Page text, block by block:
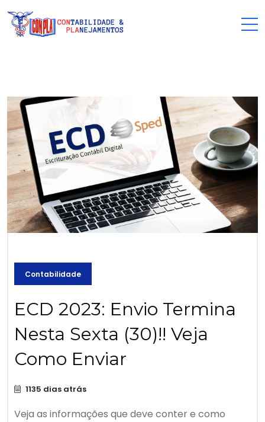
Contabilidade
ECD 2023: Envio Termina
Nesta Sexta (30)!! Veja
Como Enviar
1135 dias atrás
Veja as informações que deve conter e como